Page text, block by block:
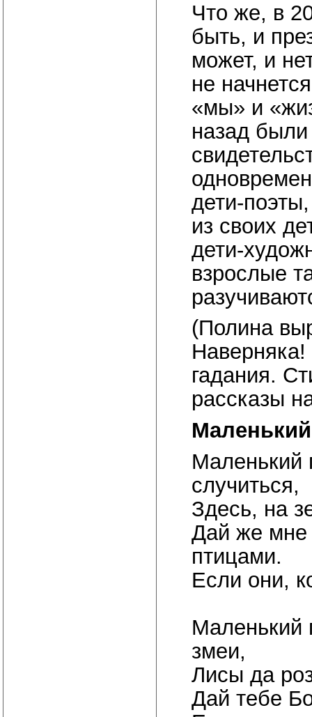
Что же, в
быть, и
может, и
не
«мы» и
назад
дети-
из своих
дети-
взрослые
(Полина
гадания.
рассказы
Маленький
случиться,
Здесь, на
Дай же мне
птицами.
Если они,
Маленький
змеи,
Лисы да
Дай тебе